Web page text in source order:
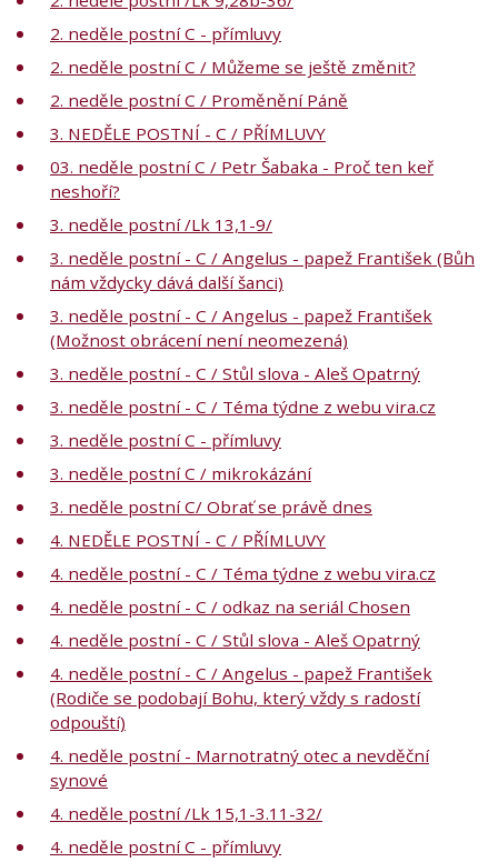
2. neděle postní C - přímluvy
2. neděle postní C / Můžeme se ještě změnit?
2. neděle postní C / Proměnění Páně
3. NEDĚLE POSTNÍ - C / PŘÍMLUVY
03. neděle postní C / Petr Šabaka - Proč ten keř
neshoří?
3. neděle postní /Lk 13,1-9/
3. neděle postní - C / Angelus - papež František (Bůh
nám vždycky dává další šanci)
3. neděle postní - C / Angelus - papež František
(Možnost obrácení není neomezená)
3. neděle postní - C / Stůl slova - Aleš Opatrný
3. neděle postní - C / Téma týdne z webu vira.cz
3. neděle postní C - přímluvy
3. neděle postní C / mikrokázání
3. neděle postní C/ Obrať se právě dnes
4. NEDĚLE POSTNÍ - C / PŘÍMLUVY
4. neděle postní - C / Téma týdne z webu vira.cz
4. neděle postní - C / odkaz na seriál Chosen
4. neděle postní - C / Stůl slova - Aleš Opatrný
4. neděle postní - C / Angelus - papež František
(Rodiče se podobají Bohu, který vždy s radostí
odpouští)
4. neděle postní - Marnotratný otec a nevděční
synové
4. neděle postní /Lk 15,1-3.11-32/
4. neděle postní C - přímluvy